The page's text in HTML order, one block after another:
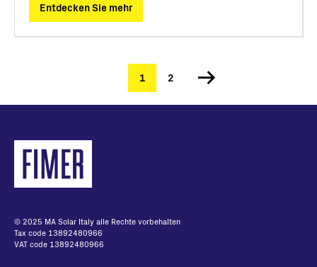
Entdecken Sie mehr
Seitennummerierung
Aktuelle
Seite
1 Seite
2
© 2025 MA Solar Italy alle Rechte vorbehalten
Tax code 13892480966
VAT code 13892480966